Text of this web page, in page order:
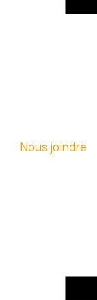
Nous joindre